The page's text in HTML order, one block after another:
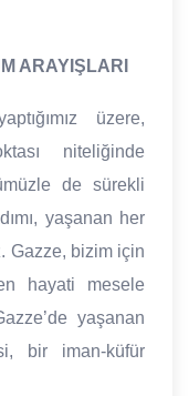
ARAYIŞLARI
üzere,
niteliğinde
de sürekli
yaşanan her
Gazze, bizim için
hayati mesele
yaşanan
bir iman-küfür